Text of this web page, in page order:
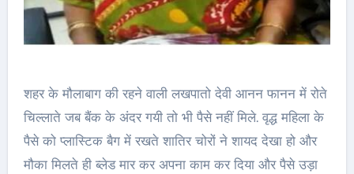
शहर के मौलाबाग की रहने वाली लखपातो देवी आनन फानन में रोते
चिल्लाते जब बैंक के अंदर गयी तो भी पैसे नहीं मिले. वृद्ध महिला के
पैसे को प्लास्टिक बैग में रखते शातिर चोरों ने शायद देखा हो और
मौका मिलते ही ब्लेड मार कर अपना काम कर दिया और पैसे उड़ा